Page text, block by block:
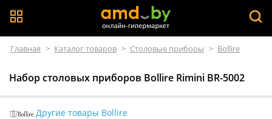
Главная > Каталог товаров > Столовые приборы > Bollire
Набор столовых приборов Bollire Rimini BR-5002
Другие товары Bollire